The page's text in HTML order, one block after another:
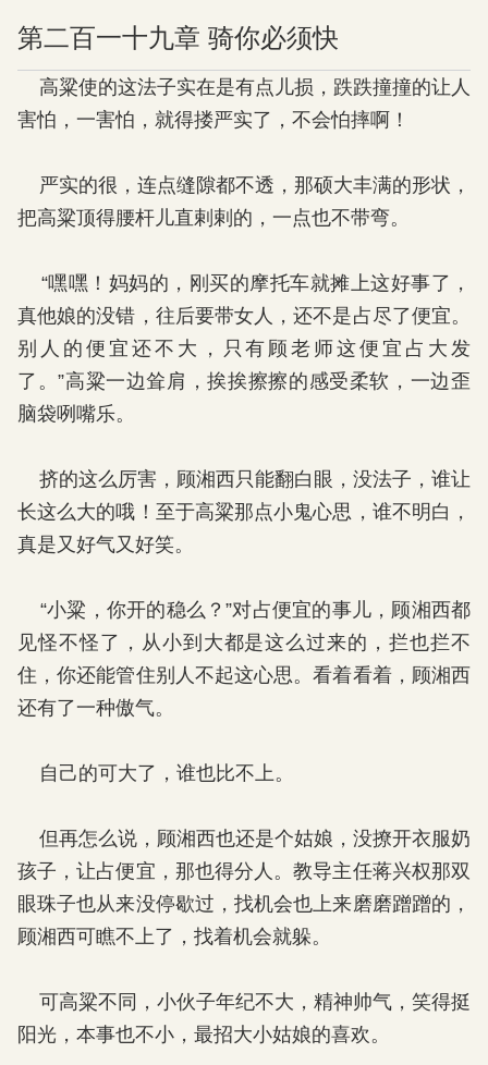
第二百一十九章 骑你必须快
高粱使的这法子实在是有点儿损，跌跌撞撞的让人
害怕，一害怕，就得搂严实了，不会怕摔啊！
严实的很，连点缝隙都不透，那硕大丰满的形状，
把高粱顶得腰杆儿直剌剌的，一点也不带弯。
“嘿嘿！妈妈的，刚买的摩托车就摊上这好事了，
真他娘的没错，往后要带女人，还不是占尽了便宜。
别人的便宜还不大，只有顾老师这便宜占大发
了。”高粱一边耸肩，挨挨擦擦的感受柔软，一边歪
脑袋咧嘴乐。
挤的这么厉害，顾湘西只能翻白眼，没法子，谁让
长这么大的哦！至于高粱那点小鬼心思，谁不明白，
真是又好气又好笑。
“小粱，你开的稳么？”对占便宜的事儿，顾湘西都
见怪不怪了，从小到大都是这么过来的，拦也拦不
住，你还能管住别人不起这心思。看着看着，顾湘西
还有了一种傲气。
自己的可大了，谁也比不上。
但再怎么说，顾湘西也还是个姑娘，没撩开衣服奶
孩子，让占便宜，那也得分人。教导主任蒋兴权那双
眼珠子也从来没停歇过，找机会也上来磨磨蹭蹭的，
顾湘西可瞧不上了，找着机会就躲。
可高粱不同，小伙子年纪不大，精神帅气，笑得挺
阳光，本事也不小，最招大小姑娘的喜欢。